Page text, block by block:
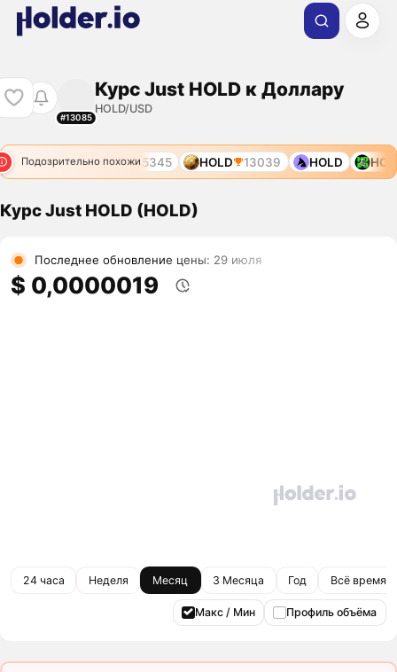
#13085
Курс Just HOLD к Доллару
HOLD/USD
Подозрительно похожи
4311 HOLD 5345 HOLD 13039 HOLD HOLD
Курс Just HOLD (HOLD)
Последнее обновление цены: 29 июля
$ 0,0000019
24 часа Неделя Месяц 3 Месяца Год Всё время
Макс / Мин Профиль объёма